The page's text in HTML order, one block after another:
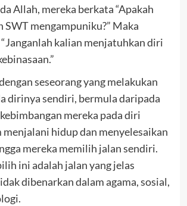
Allah, mereka berkata “Apakah
SWT mengampuniku?” Maka
kalian menjatuhkan diri
seseorang yang melakukan
dirinya sendiri, bermula daripada
mereka pada diri
menjalani hidup dan menyelesaikan
mereka memilih jalan sendiri.
ini adalah jalan yang jelas
dibenarkan dalam agama, sosial,